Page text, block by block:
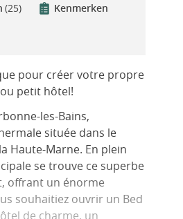
(25)
Kenmerken
pour créer votre propre
petit hôtel!
les-Bains,
située dans le
Haute-Marne. En plein
se trouve ce superbe
offrant un énorme
souhaitiez ouvrir un Bed
de charme, un